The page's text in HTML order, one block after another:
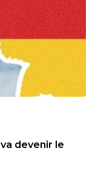
devenir le